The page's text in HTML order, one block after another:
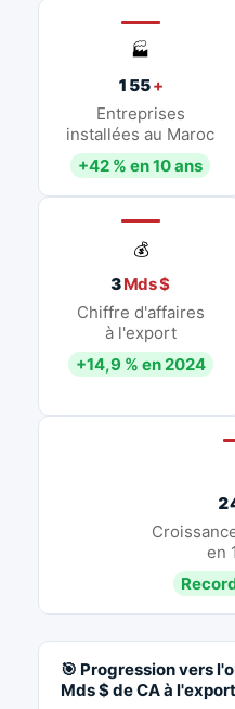
🏭
155+
Entreprises
installées au Maroc
+42 % en 10 ans
💰
3Mds $
Chiffre d'affaires
à l'export
+14,9 % en 2024
en
🎯 Progression vers
Mds $ de CA à l'export